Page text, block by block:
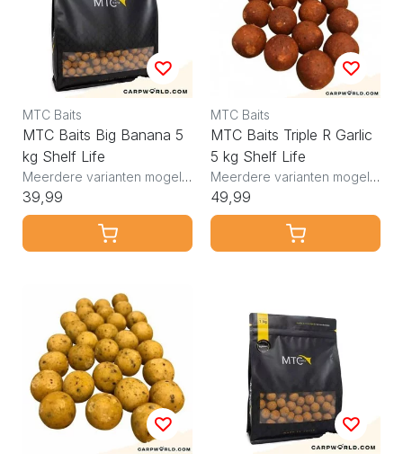
MTC Baits
MTC Baits Big Banana 5
kg Shelf Life
Meerdere varianten mogelijk
39,99
MTC Baits
MTC Baits Triple R Garlic
5 kg Shelf Life
Meerdere varianten mogelijk
49,99